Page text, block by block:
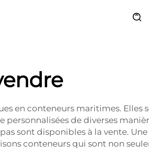
en conteneurs maritimes. Elles
de diverses
sont disponibles à la vente. Une
conteneurs qui sont non